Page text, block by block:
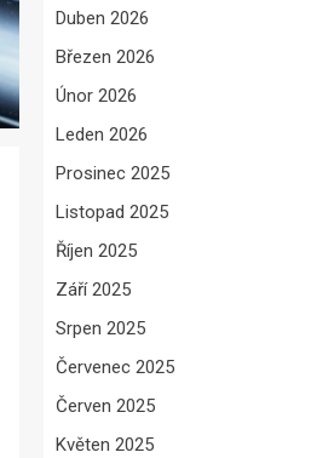
Duben 2026
Březen 2026
Únor 2026
Leden 2026
Prosinec 2025
Listopad 2025
Říjen 2025
Září 2025
Srpen 2025
Červenec 2025
Červen 2025
Květen 2025